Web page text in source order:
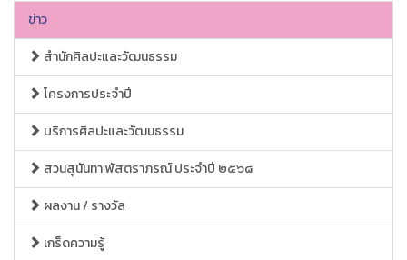
ข่าว
สำนักศิลปะและวัฒนธรรม
โครงการประจำปี
บริการศิลปะและวัฒนธรรม
สวนสุนันทา พัสตราภรณ์ ประจำปี ๒๕๖๘
ผลงาน / รางวัล
เกร็ดความรู้